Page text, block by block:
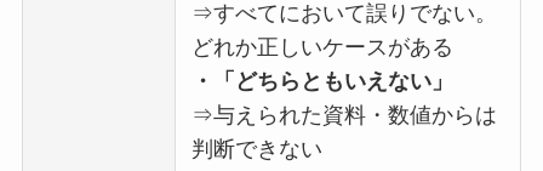
⇒すべてにおいて誤りでない。
どれか正しいケースがある
・「どちらともいえない」
⇒与えられた資料・数値からは
判断できない